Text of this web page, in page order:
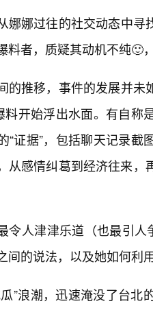
娜娜过往的社交动态中寻
料者，质疑其动机不纯🙂
的推移，事件的发展并
料开始浮出水面。有自
“证据”，包括聊天记录
从感情纠葛到经济往来
令人津津乐道（也最引人
间的说法，以及她如何利
”浪潮，迅速淹没了台